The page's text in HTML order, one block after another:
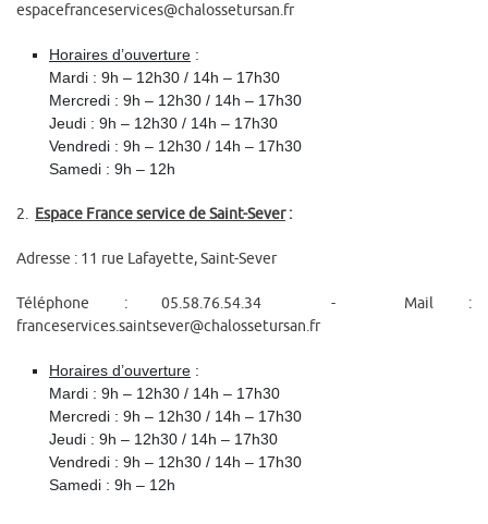
espacefranceservices@chalossetursan.fr
Horaires d’ouverture :
Mardi : 9h – 12h30 / 14h – 17h30
Mercredi : 9h – 12h30 / 14h – 17h30
Jeudi : 9h – 12h30 / 14h – 17h30
Vendredi : 9h – 12h30 / 14h – 17h30
Samedi : 9h – 12h
2. Espace France service de Saint-Sever:
Adresse : 11 rue Lafayette, Saint-Sever
Téléphone : 05.58.76.54.34 - Mail :
franceservices.saintsever@chalossetursan.fr
Horaires d’ouverture :
Mardi : 9h – 12h30 / 14h – 17h30
Mercredi : 9h – 12h30 / 14h – 17h30
Jeudi : 9h – 12h30 / 14h – 17h30
Vendredi : 9h – 12h30 / 14h – 17h30
Samedi : 9h – 12h